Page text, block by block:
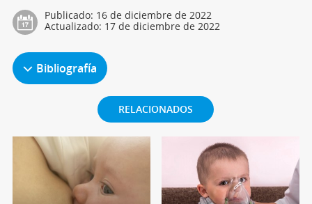
Publicado: 16 de diciembre de 2022
Actualizado: 17 de diciembre de 2022
Bibliografía
RELACIONADOS